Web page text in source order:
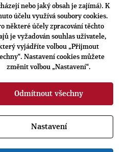
pro velká města
klubu TOP 09 a
nebo jaký obsah je zajímá). K
účelu využívá soubory cookies.
některé účely zpracování těchto
je vyžadován souhlas uživatele,
který vyjádříte volbou „Přijmout
Nastavení cookies můžete
změnit volbou „Nastavení“.
Odmítnout všechny
Nastavení